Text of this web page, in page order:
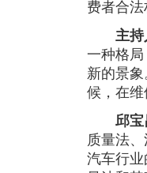
费者合
主持
一种格
新的景
候，在维
邱宝
质量法
汽车行